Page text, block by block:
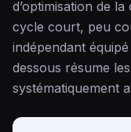
d’optimisation de
cycle court, peu
indépendant
dessous résume
systématiquement